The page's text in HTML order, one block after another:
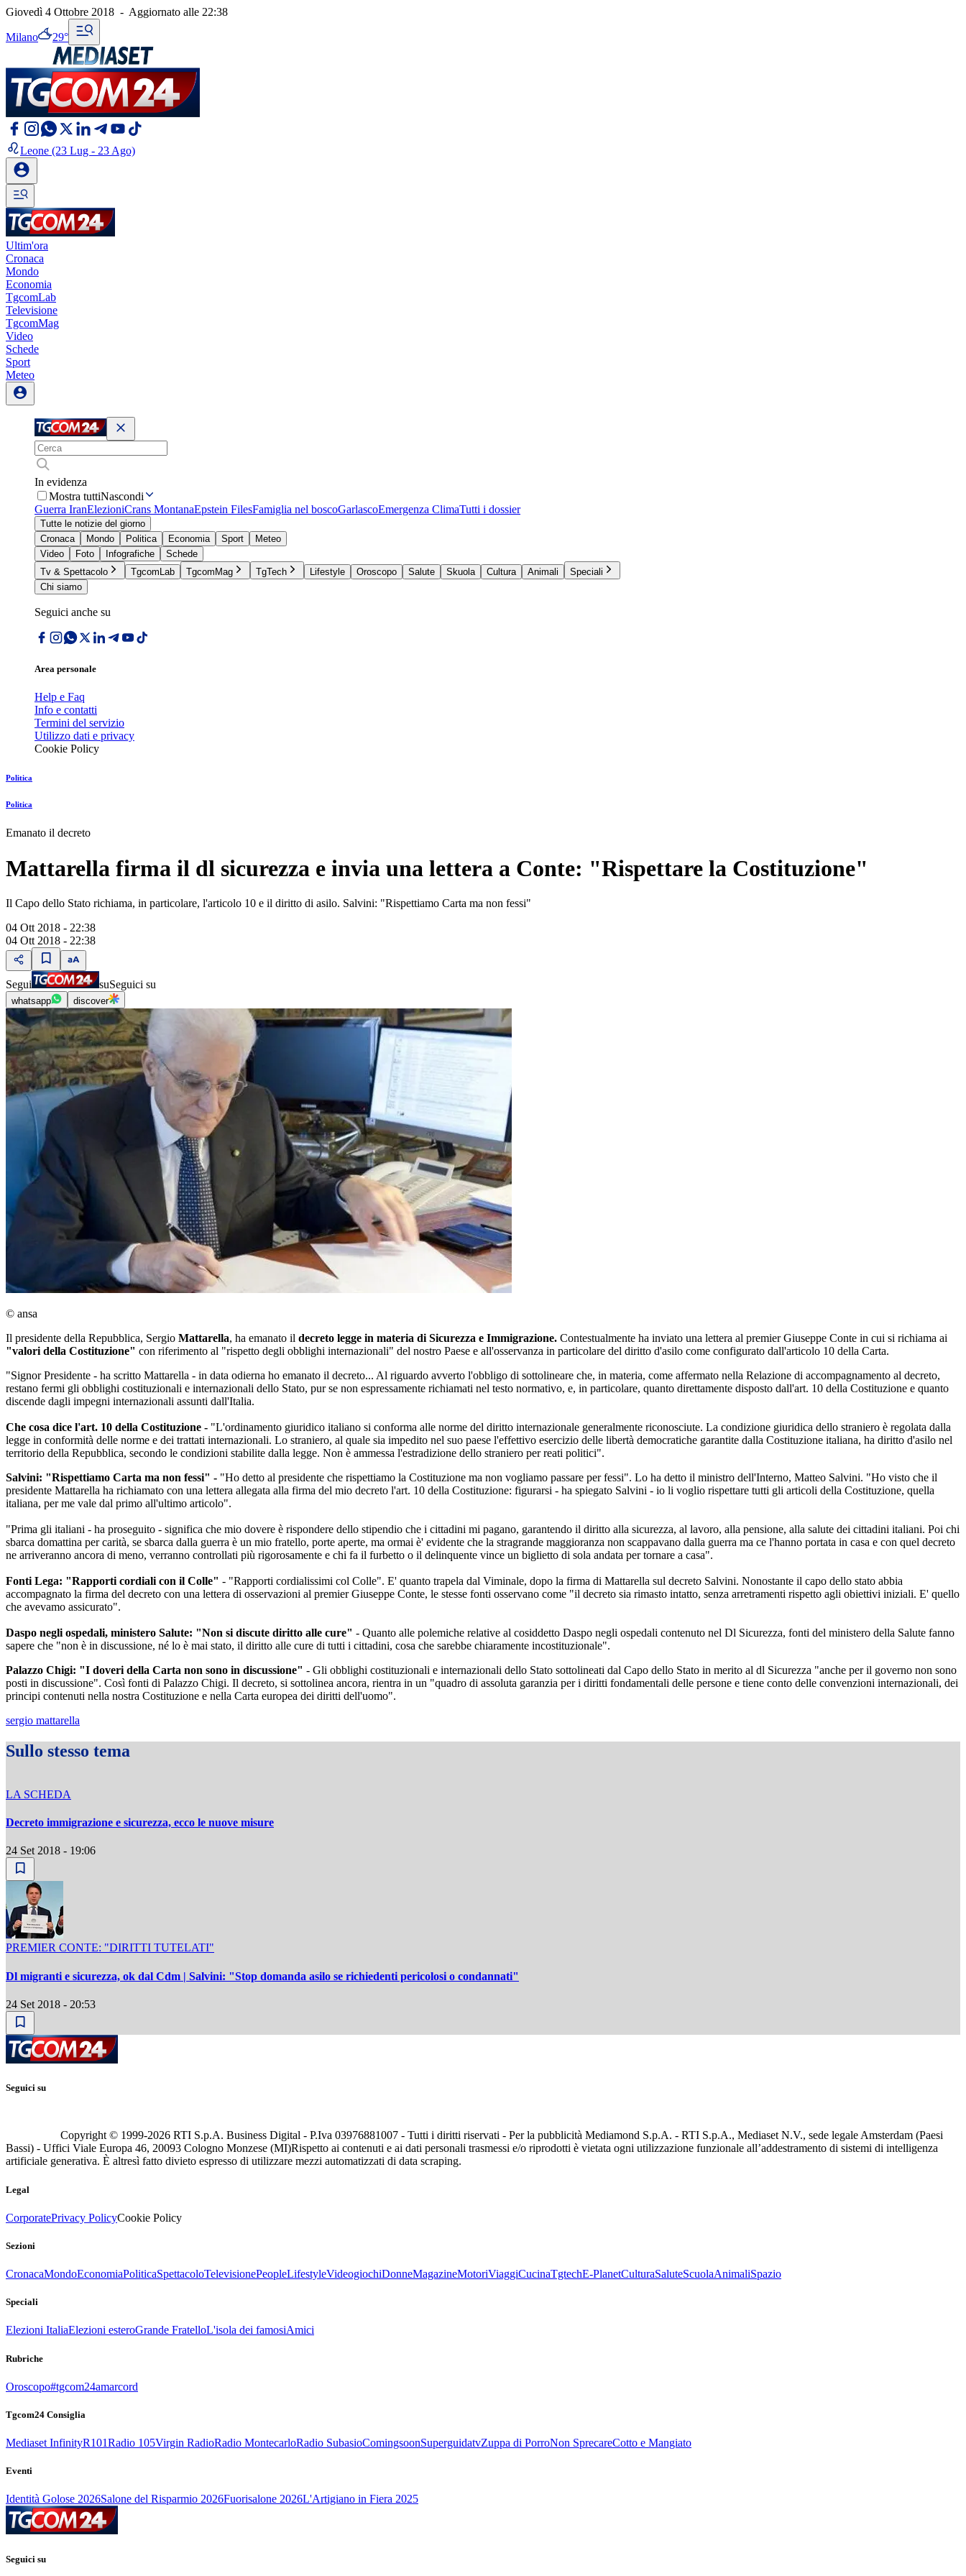
Giovedì 4 Ottobre 2018 - Aggiornato alle 22:38
Milano 29°
Leone (23 Lug - 23 Ago)
Ultim'ora
Cronaca
Mondo
Economia
TgcomLab
Televisione
TgcomMag
Video
Schede
Sport
Meteo
In evidenza
Mostra tuttiNascondi
Guerra IranElezioniCrans MontanaEpstein FilesFamiglia nel boscoGarlascoEmergenza ClimaTutti i dossier
Tutte le notizie del giorno
Cronaca
Mondo Politica Economia Sport
Meteo
Video
Foto Infografiche
Schede
Tv & Spettacolo
TgcomLab TgcomMag TgTech Lifestyle Oroscopo Salute Skuola Cultura Animali
Speciali
Chi siamo
Seguici anche su
Area personale
Help e Faq
Info e contatti
Termini del servizio
Utilizzo dati e privacy
Cookie Policy
Politica
Politica
Emanato il decreto
Mattarella firma il dl sicurezza e invia una lettera a Conte: "Rispettare la Costituzione"
Il Capo dello Stato richiama, in particolare, l'articolo 10 e il diritto di asilo. Salvini: "Rispettiamo Carta ma non fessi"
04 Ott 2018 - 22:38
04 Ott 2018 - 22:38
Segui suSeguici su
whatsapp discover
© ansa
Il presidente della Repubblica, Sergio Mattarella, ha emanato il decreto legge in materia di Sicurezza e Immigrazione. Contestualmente ha inviato una lettera al premier Giuseppe Conte in cui si richiama ai
"valori della Costituzione" con riferimento al "rispetto degli obblighi internazionali" del nostro Paese e all'osservanza in particolare del diritto d'asilo come configurato dall'articolo 10 della Carta.
"Signor Presidente - ha scritto Mattarella - in data odierna ho emanato il decreto... Al riguardo avverto l'obbligo di sottolineare che, in materia, come affermato nella Relazione di accompagnamento al decreto,
restano fermi gli obblighi costituzionali e internazionali dello Stato, pur se non espressamente richiamati nel testo normativo, e, in particolare, quanto direttamente disposto dall'art. 10 della Costituzione e quanto
discende dagli impegni internazionali assunti dall'Italia.
Che cosa dice l'art. 10 della Costituzione - "L'ordinamento giuridico italiano si conforma alle norme del diritto internazionale generalmente riconosciute. La condizione giuridica dello straniero è regolata dalla
legge in conformità delle norme e dei trattati internazionali. Lo straniero, al quale sia impedito nel suo paese l'effettivo esercizio delle libertà democratiche garantite dalla Costituzione italiana, ha diritto d'asilo nel
territorio della Repubblica, secondo le condizioni stabilite dalla legge. Non è ammessa l'estradizione dello straniero per reati politici".
Salvini: "Rispettiamo Carta ma non fessi" - "Ho detto al presidente che rispettiamo la Costituzione ma non vogliamo passare per fessi". Lo ha detto il ministro dell'Interno, Matteo Salvini. "Ho visto che il
presidente Mattarella ha richiamato con una lettera allegata alla firma del mio decreto l'art. 10 della Costituzione: figurarsi - ha spiegato Salvini - io li voglio rispettare tutti gli articoli della Costituzione, quella
italiana, per me vale dal primo all'ultimo articolo".
"Prima gli italiani - ha proseguito - significa che mio dovere è rispondere dello stipendio che i cittadini mi pagano, garantendo il diritto alla sicurezza, al lavoro, alla pensione, alla salute dei cittadini italiani. Poi chi
sbarca domattina per carità, se sbarca dalla guerra è un mio fratello, porte aperte, ma ormai è' evidente che la stragrande maggioranza non scappavano dalla guerra ma ce l'hanno portata in casa e con quel decreto
ne arriveranno ancora di meno, verranno controllati più rigorosamente e chi fa il furbetto o il delinquente vince un biglietto di sola andata per tornare a casa".
Fonti Lega: "Rapporti cordiali con il Colle" - "Rapporti cordialissimi col Colle". E' quanto trapela dal Viminale, dopo la firma di Mattarella sul decreto Salvini. Nonostante il capo dello stato abbia
accompagnato la firma del decreto con una lettera di osservazioni al premier Giuseppe Conte, le stesse fonti osservano come "il decreto sia rimasto intatto, senza arretramenti rispetto agli obiettivi iniziali. E' quello
che avevamo assicurato".
Daspo negli ospedali, ministero Salute: "Non si discute diritto alle cure" - Quanto alle polemiche relative al cosiddetto Daspo negli ospedali contenuto nel Dl Sicurezza, fonti del ministero della Salute fanno
sapere che "non è in discussione, né lo è mai stato, il diritto alle cure di tutti i cittadini, cosa che sarebbe chiaramente incostituzionale".
Palazzo Chigi: "I doveri della Carta non sono in discussione" - Gli obblighi costituzionali e internazionali dello Stato sottolineati dal Capo dello Stato in merito al dl Sicurezza "anche per il governo non sono
posti in discussione". Così fonti di Palazzo Chigi. Il decreto, si sottolinea ancora, rientra in un "quadro di assoluta garanzia per i diritti fondamentali delle persone e tiene conto delle convenzioni internazionali, dei
principi contenuti nella nostra Costituzione e nella Carta europea dei diritti dell'uomo".
sergio mattarella
Sullo stesso tema
LA SCHEDA
Decreto immigrazione e sicurezza, ecco le nuove misure
24 Set 2018 - 19:06
PREMIER CONTE: "DIRITTI TUTELATI"
Dl migranti e sicurezza, ok dal Cdm | Salvini: "Stop domanda asilo se richiedenti pericolosi o condannati"
24 Set 2018 - 20:53
Seguici su
Copyright © 1999-2026 RTI S.p.A. Business Digital - P.Iva 03976881007 - Tutti i diritti riservati - Per la pubblicità Mediamond S.p.A. - RTI S.p.A., Mediaset N.V., sede legale Amsterdam (Paesi
Bassi) - Uffici Viale Europa 46, 20093 Cologno Monzese (MI)Rispetto ai contenuti e ai dati personali trasmessi e/o riprodotti è vietata ogni utilizzazione funzionale all’addestramento di sistemi di intelligenza
artificiale generativa. È altresì fatto divieto espresso di utilizzare mezzi automatizzati di data scraping.
Legal
CorporatePrivacy PolicyCookie Policy
Sezioni
CronacaMondoEconomiaPoliticaSpettacoloTelevisionePeopleLifestyleVideogiochiDonneMagazineMotoriViaggiCucinaTgtechE-PlanetCulturaSaluteScuolaAnimaliSpazio
Speciali
Elezioni ItaliaElezioni esteroGrande FratelloL'isola dei famosiAmici
Rubriche
Oroscopo#tgcom24amarcord
Tgcom24 Consiglia
Mediaset InfinityR101Radio 105Virgin RadioRadio MontecarloRadio SubasioComingsoonSuperguidatvZuppa di PorroNon SprecareCotto e Mangiato
Eventi
Identità Golose 2026Salone del Risparmio 2026Fuorisalone 2026L'Artigiano in Fiera 2025
Seguici su